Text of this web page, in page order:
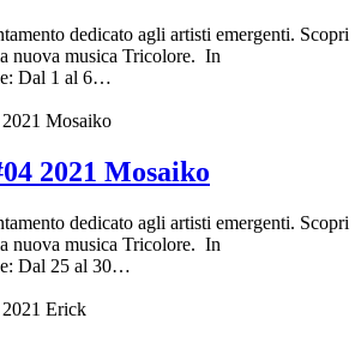
dedicato agli artisti emergenti. Scopri
nuova musica Tricolore. In
Dal 1 al 6…
2021 Mosaiko
dedicato agli artisti emergenti. Scopri
nuova musica Tricolore. In
Dal 25 al 30…